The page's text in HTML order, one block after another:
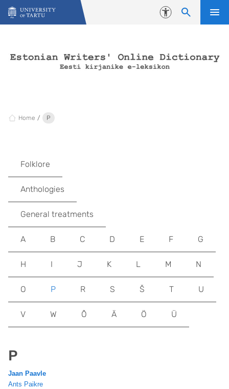
Skip to content
Accessibility
Home P
P
Jaan Paavle
Ants Paikre
Folklore
Anthologies
General treatments
A B C D E F G
H I J K L M N
O P R S Š T U
V W Õ Ä Ö Ü